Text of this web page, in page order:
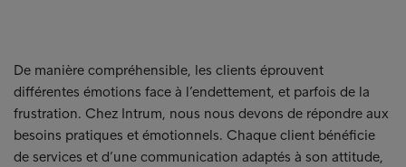
De manière compréhensible, les clients éprouvent
différentes émotions face à l’endettement, et parfois de la
frustration. Chez Intrum, nous nous devons de répondre aux
besoins pratiques et émotionnels. Chaque client bénéficie
de services et d’une communication adaptés à son attitude,